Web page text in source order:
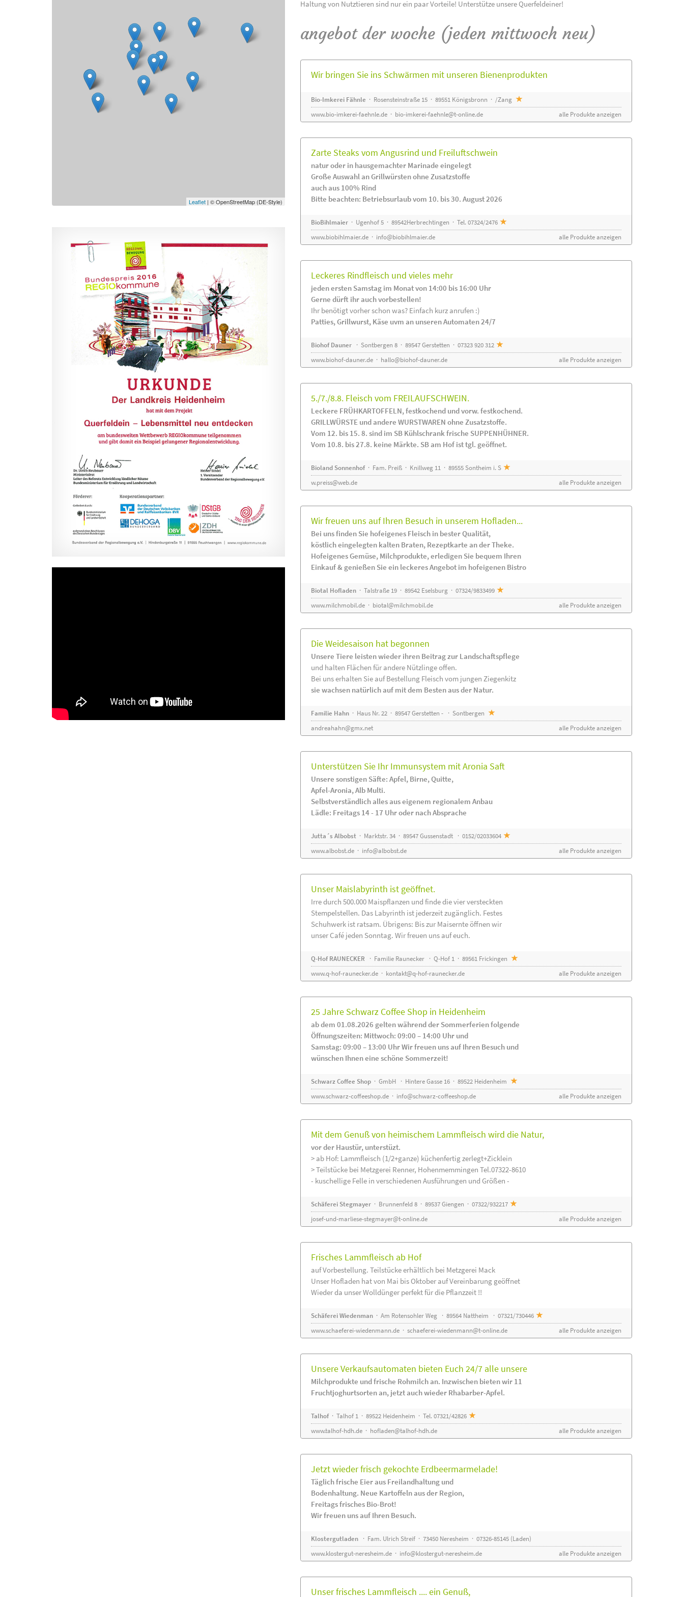
Leaflet| © OpenStreetMap (DE-Style)
Haltung von Nutztieren sind nur ein paar Vorteile! Unterstütze unsere Querfeldeiner!
angebot der woche (jeden mittwoch neu)
Wir bringen Sie ins Schwärmen mit unseren Bienenprodukten
Bio-Imkerei Fähnle · Rosensteinstraße 15 · 89551 Königsbronn · /Zang
www.bio-imkerei-faehnle.de· bio-imkerei-faehnle@t-online.de alle Produkte anzeigen
Zarte Steaks vom Angusrind und Freiluftschwein
natur oder in hausgemachter Marinade eingelegt
Große Auswahl an Grillwürsten ohne Zusatzstoffe
auch aus 100% Rind
Bitte beachten: Betriebsurlaub vom 10. bis 30. August 2026
BioBihlmaier· Ugenhof 5 · 89542Herbrechtingen · Tel. 07324/2476
www.biobihlmaier.de· info@biobihlmaier.de alle Produkte anzeigen
Leckeres Rindfleisch und vieles mehr
jeden ersten Samstag im Monat von 14:00 bis 16:00 Uhr
Gerne dürft ihr auch vorbestellen!
Ihr benötigt vorher schon was? Einfach kurz anrufen :)
Patties, Grillwurst, Käse uvm an unseren Automaten 24/7
Biohof Dauner · Sontbergen 8 · 89547 Gerstetten · 07323 920 312
www.biohof-dauner.de· hallo@biohof-dauner.de alle Produkte anzeigen
5./7./8.8. Fleisch vom FREILAUFSCHWEIN.
Leckere FRÜHKARTOFFELN, festkochend und vorw. festkochend.
GRILLWÜRSTE und andere WURSTWAREN ohne Zusatzstoffe.
Vom 12. bis 15. 8. sind im SB Kühlschrank frische SUPPENHÜHNER.
Vom 10.8. bis 27.8. keine Märkte. SB am Hof ist tgl. geöffnet.
Bioland Sonnenhof· Fam. Preiß · Knillweg 11 · 89555 Sontheim i. S
w.preiss@web.de
alle Produkte anzeigen
Wir freuen uns auf Ihren Besuch in unserem Hofladen...
Bei uns finden Sie hofeigenes Fleisch in bester Qualität,
köstlich eingelegten kalten Braten, Rezeptkarte an der Theke.
Hofeigenes Gemüse, Milchprodukte, erledigen Sie bequem Ihren
Einkauf & genießen Sie ein leckeres Angebot im hofeigenen Bistro
Biotal Hofladen· Talstraße 19 · 89542 Eselsburg · 07324/9833499
www.milchmobil.de· biotal@milchmobil.de alle Produkte anzeigen
Die Weidesaison hat begonnen
Unsere Tiere leisten wieder ihren Beitrag zur Landschaftspflege
und halten Flächen für andere Nützlinge offen.
Bei uns erhalten Sie auf Bestellung Fleisch vom jungen Ziegenkitz
sie wachsen natürlich auf mit dem Besten aus der Natur.
Familie Hahn· Haus Nr. 22 · 89547 Gerstetten - · Sontbergen
andreahahn@gmx.net
alle Produkte anzeigen
Unterstützen Sie Ihr Immunsystem mit Aronia Saft
Unsere sonstigen Säfte: Apfel, Birne, Quitte,
Apfel-Aronia, Alb Multi.
Selbstverständlich alles aus eigenem regionalem Anbau
Lädle: Freitags 14 - 17 Uhr oder nach Absprache
Jutta´s Albobst· Marktstr. 34 · 89547 Gussenstadt · 0152/02033604
www.albobst.de· info@albobst.de alle Produkte anzeigen
Unser Maislabyrinth ist geöffnet.
Irre durch 500.000 Maispflanzen und finde die vier versteckten
Stempelstellen. Das Labyrinth ist jederzeit zugänglich. Festes
Schuhwerk ist ratsam. Übrigens: Bis zur Maisernte öffnen wir
unser Café jeden Sonntag. Wir freuen uns auf euch.
Q-Hof RAUNECKER
· Familie Raunecker · Q-Hof 1 · 89561 Frickingen
www.q-hof-raunecker.de· kontakt@q-hof-raunecker.de alle Produkte anzeigen
25 Jahre Schwarz Coffee Shop in Heidenheim
ab dem 01.08.2026 gelten während der Sommerferien folgende
Öffnungszeiten: Mittwoch: 09:00 – 14:00 Uhr und
Samstag: 09:00 – 13:00 Uhr Wir freuen uns auf Ihren Besuch und
wünschen Ihnen eine schöne Sommerzeit!
Schwarz Coffee Shop· GmbH · Hintere Gasse 16 · 89522 Heidenheim
www.schwarz-coffeeshop.de· info@schwarz-coffeeshop.de alle Produkte anzeigen
Mit dem Genuß von heimischem Lammfleisch wird die Natur,
vor der Haustür, unterstüzt.
> ab Hof: Lammfleisch (1/2+ganze) küchenfertig zerlegt+Zicklein
> Teilstücke bei Metzgerei Renner, Hohenmemmingen Tel.07322-8610
- kuschellige Felle in verschiedenen Ausführungen und Größen -
Schäferei Stegmayer· Brunnenfeld 8 · 89537 Giengen · 07322/932217
josef-und-marliese-stegmayer@t-online.de
alle Produkte anzeigen
Frisches Lammfleisch ab Hof
auf Vorbestellung. Teilstücke erhältlich bei Metzgerei Mack
Unser Hofladen hat von Mai bis Oktober auf Vereinbarung geöffnet
Wieder da unser Wolldünger perfekt für die Pflanzzeit !!
Schäferei Wiedenman· Am Rotensohler Weg · 89564 Nattheim · 07321/730446
www.schaeferei-wiedenmann.de· schaeferei-wiedenmann@t-online.de alle Produkte anzeigen
Unsere Verkaufsautomaten bieten Euch 24/7 alle unsere
Milchprodukte und frische Rohmilch an. Inzwischen bieten wir 11
Fruchtjoghurtsorten an, jetzt auch wieder Rhabarber-Apfel.
Talhof· Talhof 1 · 89522 Heidenheim · Tel. 07321/42826
www.talhof-hdh.de· hofladen@talhof-hdh.de alle Produkte anzeigen
Jetzt wieder frisch gekochte Erdbeermarmelade!
Täglich frische Eier aus Freilandhaltung und
Bodenhaltung. Neue Kartoffeln aus der Region,
Freitags frisches Bio-Brot!
Wir freuen uns auf Ihren Besuch.
Klostergutladen · Fam. Ulrich Streif · 73450 Neresheim · 07326-85145 (Laden)
www.klostergut-neresheim.de· info@klostergut-neresheim.de alle Produkte anzeigen
Unser frisches Lammfleisch .... ein Genuß,